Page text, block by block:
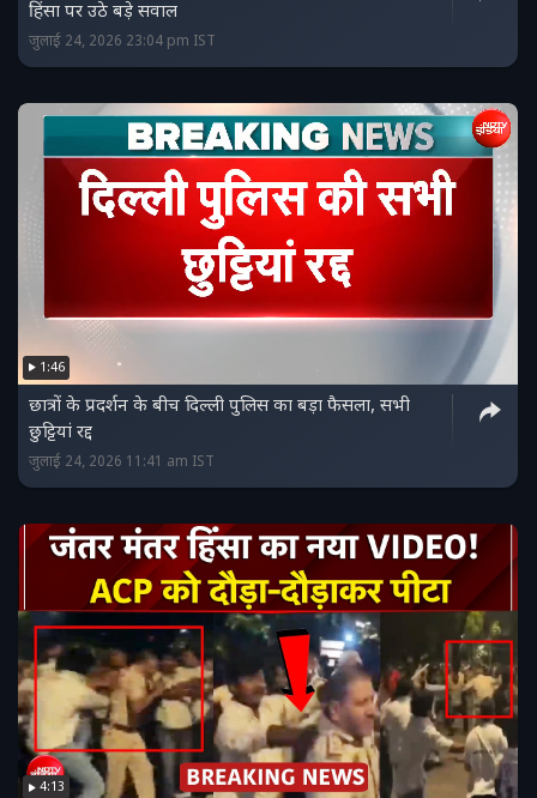
हिंसा पर उठे बड़े सवाल
जुलाई 24, 2026 23:04 pm IST
1:46
छात्रों के प्रदर्शन के बीच दिल्ली पुलिस का बड़ा फैसला, सभी
छुट्टियां रद्द
जुलाई 24, 2026 11:41 am IST
4:13